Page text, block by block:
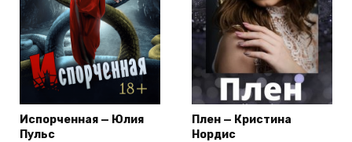
Испорченная — Юлия
Пульс
Плен — Кристина
Нордис